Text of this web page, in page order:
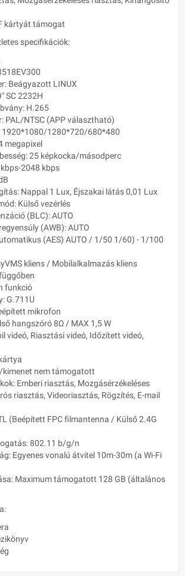
kártyát támogat
specifikációk:
Beágyazott LINUX
SC 2232H
H.265
PAL/NTSC (APP választható)
1920*1080/1280*720/680*480
megapixel
25 képkocka/másodperc
2048 kbps
Nappal 1 Lux, Éjszakai látás 0,01 Lux
Külső vezérlés
(BLC): AUTO
(AWB): AUTO
(AES) AUTO / 1/50 1/60) - 1/100
kliens / Mobilalkalmazás kliens
funkció
G.711U
mikrofon
hangszóró 8Ω / MAX 1,5 W
videó, Riasztási videó, Időzített videó,
kimenet nem támogatott
Emberi riasztás, Mozgásérzékeléses
riasztás, Videoriasztás, Rögzítés, E-mail
(Beépített FPC filmantenna / Külső 2.4G
802.11 b/g/n
Egyenes vonalú átvitel 10m-30m (a Wi-Fi
Maximum támogatott 128 GB (általános